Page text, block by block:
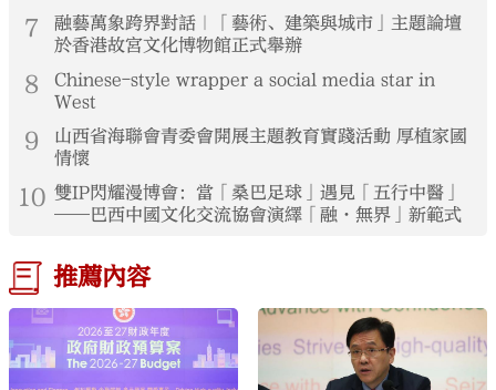
7
融藝萬象跨界對話｜「藝術、建築與城市」主題論壇
於香港故宮文化博物館正式舉辦
8
Chinese-style wrapper a social media star in
West
9
山西省海聯會青委會開展主題教育實踐活動 厚植家國
情懷
10 雙IP閃耀漫博會：當「桑巴足球」遇見「五行中醫」
——巴西中國文化交流協會演繹「融·無界」新範式
推薦內容